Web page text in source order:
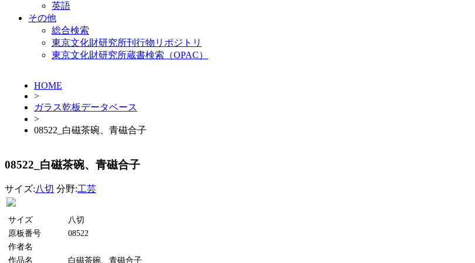
英語
その他
総合検索
東京文化財研究所刊行物リポジトリ
東京文化財研究所蔵書検索（OPAC）
HOME
>
ガラス乾板データベース
>
08522_白磁茶碗、青磁合子
08522_白磁茶碗、青磁合子
サイズ:八切 分野:工芸
サイズ
八切
原板番号
08522
作者名
作品名
白磁茶碗、青磁合子